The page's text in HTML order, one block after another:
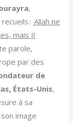
,
: Allah ne
mais Il
parole,
par des
de
États-Unis,
à sa
image